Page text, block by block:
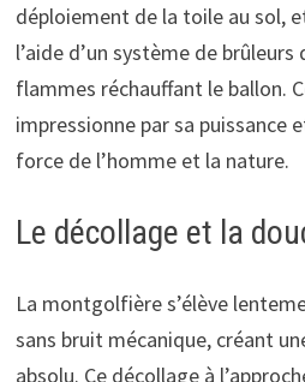
déploiement de la toile au sol,
l’aide d’un système de
flammes réchauffant le ballon.
impressionne par sa puissance
force de l’homme et la nature.
Le décollage et la
La montgolfière s’élève
sans bruit mécanique, créant
absolu. Ce décollage à